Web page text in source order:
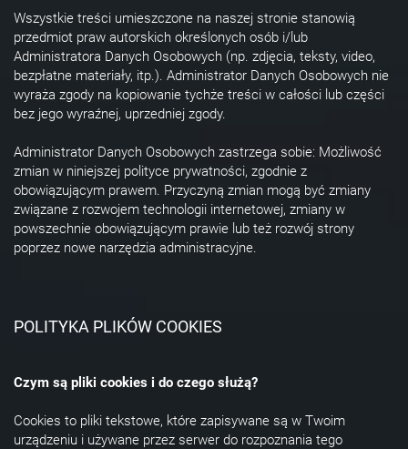
Wszystkie treści umieszczone na naszej stronie stanowią
przedmiot praw autorskich określonych osób i/lub
Administratora Danych Osobowych (np. zdjęcia, teksty, video,
bezpłatne materiały, itp.). Administrator Danych Osobowych nie
wyraża zgody na kopiowanie tychże treści w całości lub części
bez jego wyraźnej, uprzedniej zgody.
Administrator Danych Osobowych zastrzega sobie: Możliwość
zmian w niniejszej polityce prywatności, zgodnie z
obowiązującym prawem. Przyczyną zmian mogą być zmiany
związane z rozwojem technologii internetowej, zmiany w
powszechnie obowiązującym prawie lub też rozwój strony
poprzez nowe narzędzia administracyjne.
POLITYKA PLIKÓW COOKIES
Czym są pliki cookies i do czego służą?
Cookies to pliki tekstowe, które zapisywane są w Twoim
urządzeniu i używane przez serwer do rozpoznania tego